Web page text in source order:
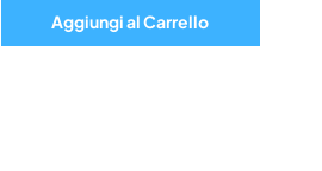
Aggiungi al Carrello